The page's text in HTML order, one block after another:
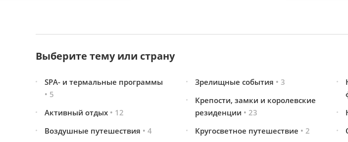
Выберите тему или страну
SPA- и термальные программы
• 5
Активный отдых • 12
Воздушные путешествия • 4
Зрелищные события • 3
Крепости, замки и королевские
резиденции • 23
Кругосветное путешествие • 2